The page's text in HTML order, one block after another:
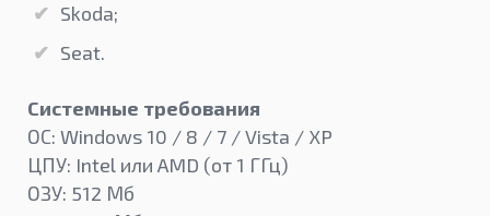
Skoda;
Seat.
Системные требования
ОС: Windows 10 / 8 / 7 / Vista / XP
ЦПУ: Intel или AMD (от 1 ГГц)
ОЗУ: 512 Мб